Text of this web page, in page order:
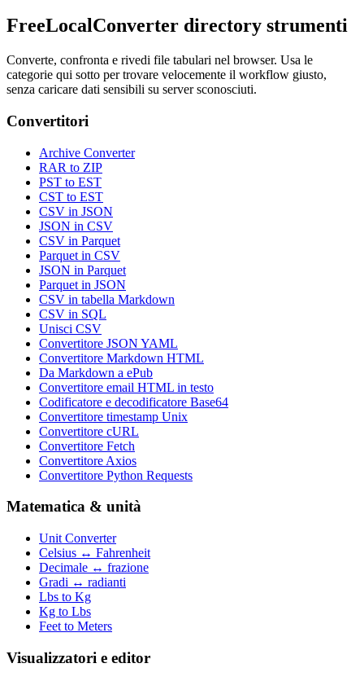
FreeLocalConverter directory strumenti
Converte, confronta e rivedi file tabulari nel browser. Usa le
categorie qui sotto per trovare velocemente il workflow giusto,
senza caricare dati sensibili su server sconosciuti.
Convertitori
Archive Converter
RAR to ZIP
PST to EST
CST to EST
CSV in JSON
JSON in CSV
CSV in Parquet
Parquet in CSV
JSON in Parquet
Parquet in JSON
CSV in tabella Markdown
CSV in SQL
Unisci CSV
Convertitore JSON YAML
Convertitore Markdown HTML
Da Markdown a ePub
Convertitore email HTML in testo
Codificatore e decodificatore Base64
Convertitore timestamp Unix
Convertitore cURL
Convertitore Fetch
Convertitore Axios
Convertitore Python Requests
Matematica & unità
Unit Converter
Celsius ↔ Fahrenheit
Decimale ↔ frazione
Gradi ↔ radianti
Lbs to Kg
Kg to Lbs
Feet to Meters
Visualizzatori e editor